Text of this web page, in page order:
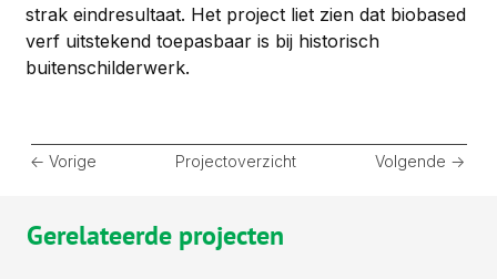
strak eindresultaat. Het project liet zien dat biobased
verf uitstekend toepasbaar is bij historisch
buitenschilderwerk.
<- Vorige Projectoverzicht Volgende ->
Gerelateerde projecten